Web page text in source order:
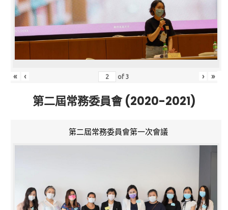
« ‹ of3 › »
第二屆常務委員會 (2020-2021)
第二屆常務委員會第一次會議